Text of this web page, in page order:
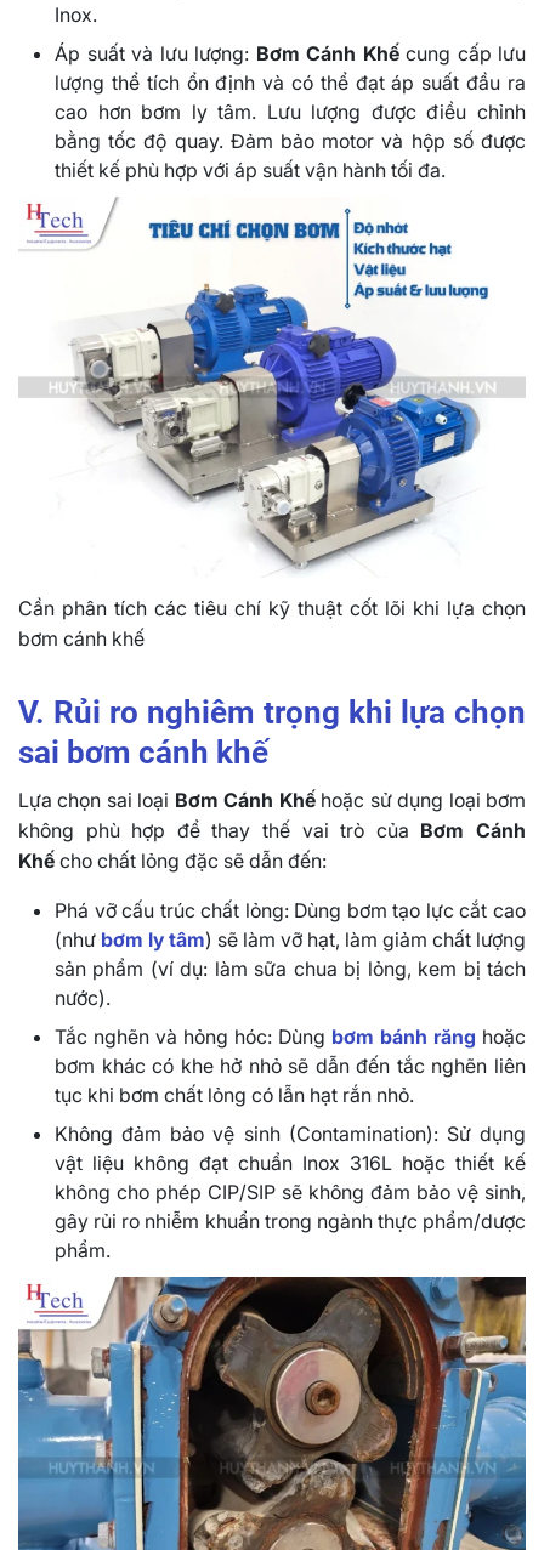
Inox.
Áp suất và lưu lượng: Bơm Cánh Khếcung cấp lưu
lượng thể tích ổn định và có thể đạt áp suất đầu ra
cao hơn bơm ly tâm. Lưu lượng được điều chỉnh
bằng tốc độ quay. Đảm bảo motor và hộp số được
thiết kế phù hợp với áp suất vận hành tối đa.
Cần phân tích các tiêu chí kỹ thuật cốt lõi khi lựa chọn
bơm cánh khế
V. Rủi ro nghiêm trọng khi lựa chọn
sai bơm cánh khế
Lựa chọn sai loại Bơm Cánh Khếhoặc sử dụng loại bơm
không phù hợp để thay thế vai trò của Bơm Cánh
Khế cho chất lỏng đặc sẽ dẫn đến:
Phá vỡ cấu trúc chất lỏng: Dùng bơm tạo lực cắt cao
(như bơm ly tâm) sẽ làm vỡ hạt, làm giảm chất lượng
sản phẩm (ví dụ: làm sữa chua bị lỏng, kem bị tách
nước).
Tắc nghẽn và hỏng hóc: Dùng bơm bánh răng hoặc
bơm khác có khe hở nhỏ sẽ dẫn đến tắc nghẽn liên
tục khi bơm chất lỏng có lẫn hạt rắn nhỏ.
Không đảm bảo vệ sinh (Contamination): Sử dụng
vật liệu không đạt chuẩn Inox 316L hoặc thiết kế
không cho phép CIP/SIP sẽ không đảm bảo vệ sinh,
gây rủi ro nhiễm khuẩn trong ngành thực phẩm/dược
phẩm.